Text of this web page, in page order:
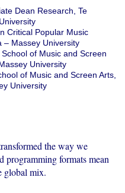
Dean Research, Te
Critical Popular Music
– Massey University
of Music and Screen
University
of Music and Screen Arts,
University
the way we
programming formats mean
global mix.